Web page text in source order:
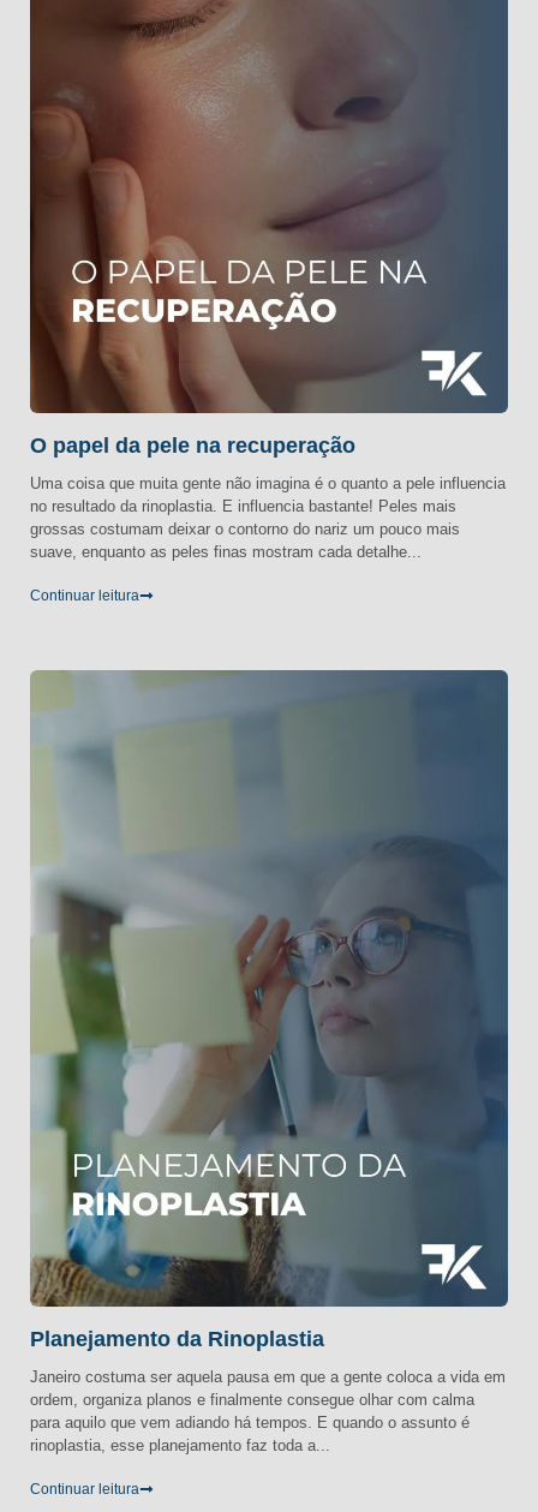
O papel da pele na recuperação
Uma coisa que muita gente não imagina é o quanto a pele influencia
no resultado da rinoplastia. E influencia bastante! Peles mais
grossas costumam deixar o contorno do nariz um pouco mais
suave, enquanto as peles finas mostram cada detalhe...
Continuar leitura
Planejamento da Rinoplastia
Janeiro costuma ser aquela pausa em que a gente coloca a vida em
ordem, organiza planos e finalmente consegue olhar com calma
para aquilo que vem adiando há tempos. E quando o assunto é
rinoplastia, esse planejamento faz toda a...
Continuar leitura